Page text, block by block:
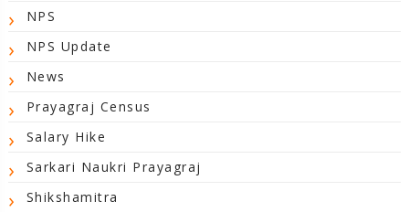
NPS
NPS Update
News
Prayagraj Census
Salary Hike
Sarkari Naukri Prayagraj
Shikshamitra